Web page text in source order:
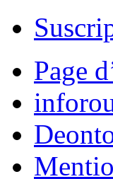
Page